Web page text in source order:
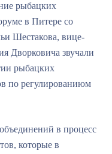
рыбацких
в Питере со
Шестакова, вице-
Дворковича звучали
рыбацких
по регулированиюм
в процесс
которые в